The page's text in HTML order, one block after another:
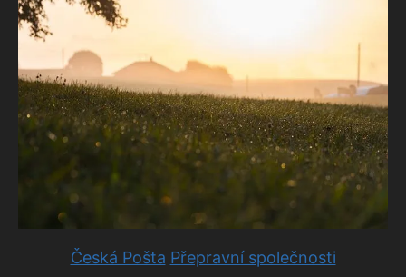
Česká Pošta Přepravní společnosti